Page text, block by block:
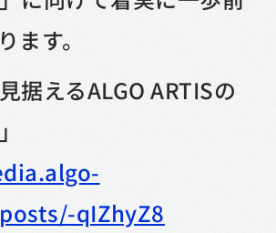
ます。
据えるALGO ARTISの
qIZhyZ8